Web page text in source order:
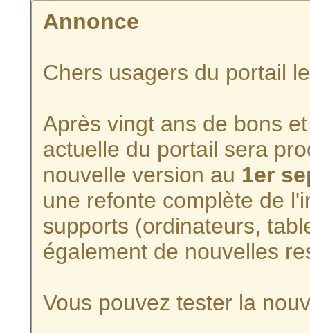
Annonce
Chers usagers du portail
Après vingt ans de bons
actuelle du portail sera
nouvelle version au 1er
une refonte complète de
supports (ordinateurs,
également de nouvelles
Vous pouvez tester la